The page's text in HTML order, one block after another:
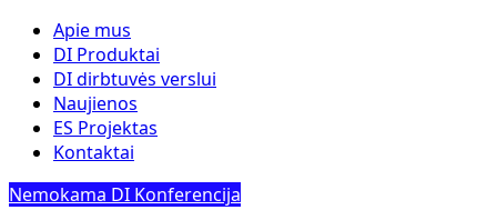
Apie mus
DI Produktai
DI dirbtuvės verslui
Naujienos
ES Projektas
Kontaktai
Nemokama DI Konferencija